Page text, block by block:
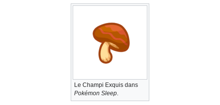
Le Champi Exquis dans
Pokémon Sleep